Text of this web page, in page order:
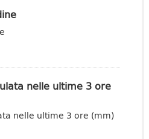
nelle ultime 3 ore
nelle ultime 3 ore (mm)